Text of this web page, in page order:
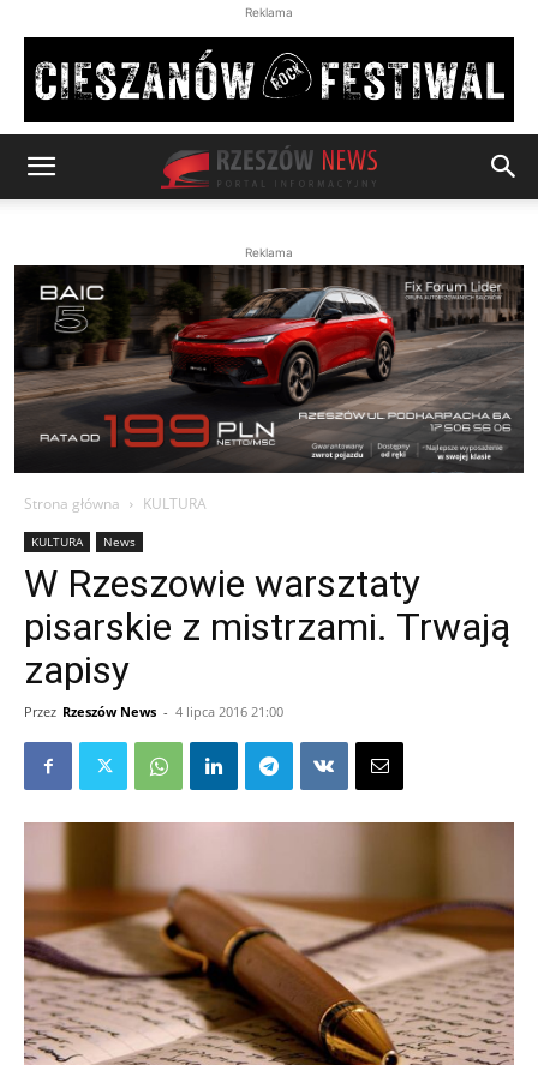
Reklama
Reklama
Strona główna KULTURA
KULTURA News
W Rzeszowie warsztaty
pisarskie z mistrzami. Trwają
zapisy
Przez Rzeszów News - 4 lipca 2016 21:00